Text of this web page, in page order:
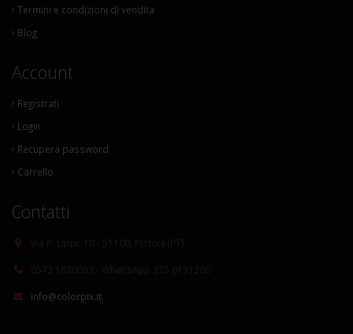
Termini e condizioni di vendita
Blog
Account
Registrati
Login
Recupera password
Carrello
Contatti
info@colorpix.it